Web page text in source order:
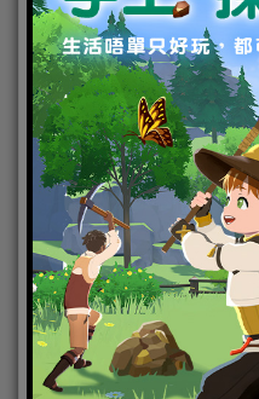
感受極速傳
之戰》弓箭
2016-11-03|Android, IOS, 手
雄之戰